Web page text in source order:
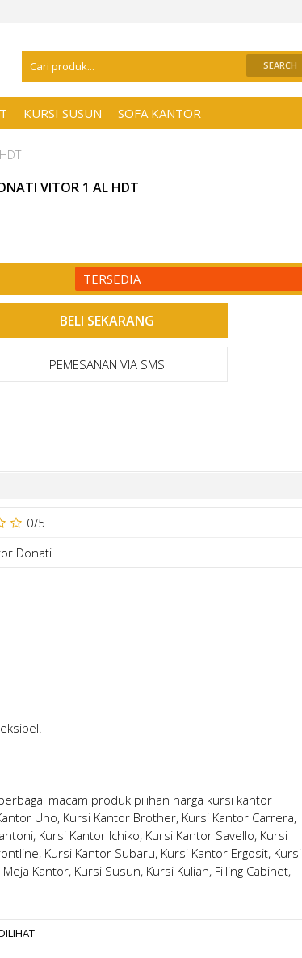
KURSI SUSUN SOFA KANTOR
VITOR 1 AL HDT
TERSEDIA
PEMESANAN VIA SMS
0/5
Donati
macam produk pilihan harga kursi kantor
Uno, Kursi Kantor Brother, Kursi Kantor Carrera,
Kursi Kantor Ichiko, Kursi Kantor Savello, Kursi
Kursi Kantor Subaru, Kursi Kantor Ergosit, Kursi
Kantor, Kursi Susun, Kursi Kuliah, Filling Cabinet,